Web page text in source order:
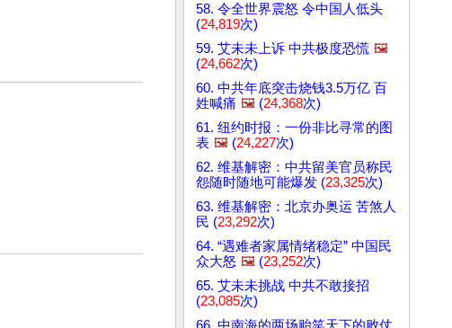
58. 令全世界震怒 令中国人低头
(24,819次)
59. 艾未未上诉 中共极度恐慌 🖼️
(24,662次)
60. 中共年底突击烧钱3.5万亿 百
姓喊痛 🖼️ (24,368次)
61. 纽约时报：一份非比寻常的图
表 🖼️ (24,227次)
62. 维基解密：中共留美官员称民
怨随时随地可能爆发 (23,325次)
63. 维基解密：北京办奥运 苦煞人
民 (23,292次)
64. “遇难者家属情绪稳定” 中国民
众大怒 🖼️ (23,252次)
65. 艾未未挑战 中共不敢接招
(23,085次)
66. 中南海的两场贻笑天下的败仗